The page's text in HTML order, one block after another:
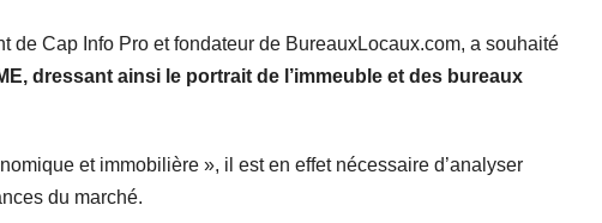
de Cap Info Pro et fondateur de BureauxLocaux.com, a souhaité
dressant ainsi le portrait de l’immeuble et des bureaux
et immobilière », il est en effet nécessaire d’analyser
du marché.